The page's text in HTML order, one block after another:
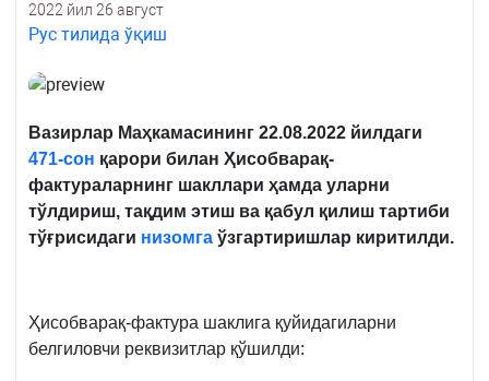
2022 йил 26 август
Рус тилида ўқиш
Вазирлар Маҳкамасининг 22.08.2022 йилдаги
471-сон қарори билан Ҳисобварақ-
фактураларнинг шакллари ҳамда уларни
тўлдириш, тақдим этиш ва қабул қилиш тартиби
тўғрисидаги низомга ўзгартиришлар киритилди.
Ҳисобварақ-фактура шаклига қуйидагиларни
белгиловчи реквизитлар қўшилди: